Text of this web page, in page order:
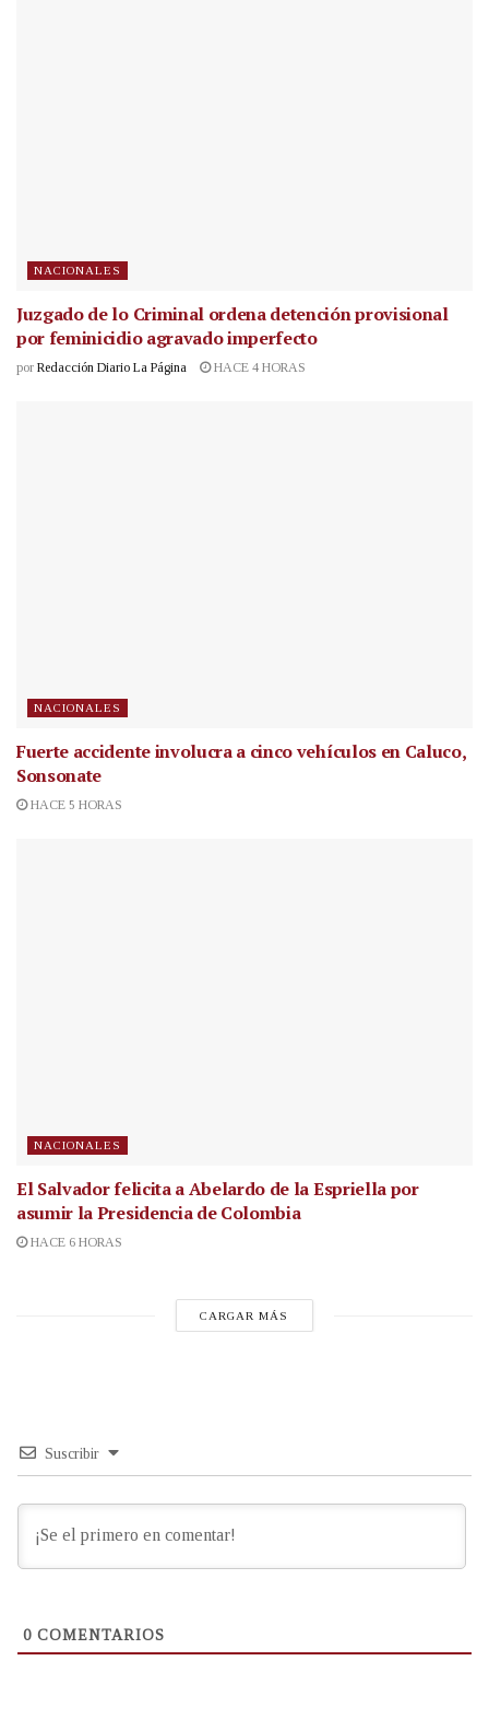
NACIONALES
Juzgado de lo Criminal ordena detención provisional
por feminicidio agravado imperfecto
por Redacción Diario La Página HACE 4 HORAS
NACIONALES
Fuerte accidente involucra a cinco vehículos en Caluco,
Sonsonate
HACE 5 HORAS
NACIONALES
El Salvador felicita a Abelardo de la Espriella por
asumir la Presidencia de Colombia
HACE 6 HORAS
CARGAR MÁS
Suscribir
0 COMENTARIOS